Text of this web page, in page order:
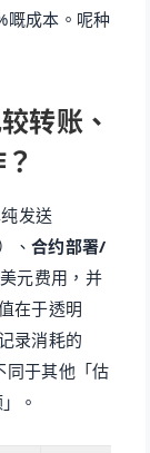
嘅成本。呢种
转账、
纯发送
、 合约部署/
元费用，并
在于透明
录消耗的
同于其他「估
。